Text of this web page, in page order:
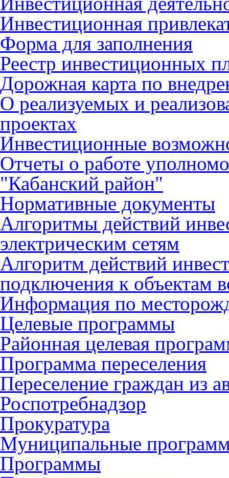
Инвестиционная
Форма для заполнения
Реестр инвестиционных
Дорожная карта по
О реализуемых и
проектах
Инвестиционные
Отчеты о работе
"Кабанский район"
Нормативные документы
Алгоритмы действий
электрическим сетям
Алгоритм действий
подключения к объектам
Информация по
Целевые программы
Районная целевая
Программа переселения
Переселение граждан из
Роспотребнадзор
Прокуратура
Муниципальные
Программы